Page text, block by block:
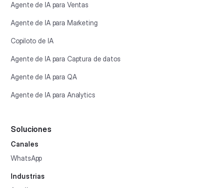
Agente de IA para Ventas
Agente de IA para Marketing
Copiloto de IA
Agente de IA para Captura de datos
Agente de IA para QA
Agente de IA para Analytics
Soluciones
Canales
WhatsApp
Industrias